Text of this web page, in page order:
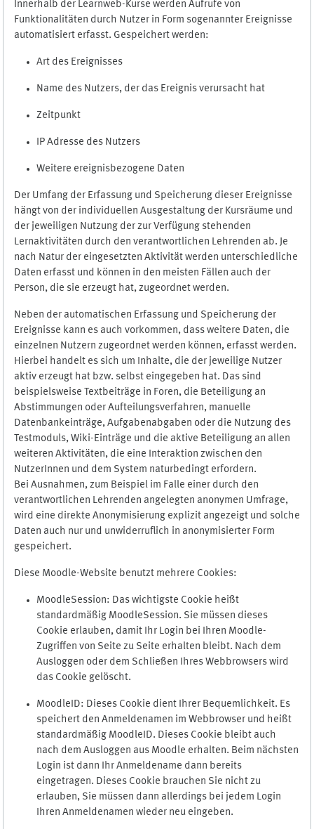
Innerhalb der Learnweb-Kurse werden Aufrufe von
Funktionalitäten durch Nutzer in Form sogenannter Ereignisse
automatisiert erfasst. Gespeichert werden:
Art des Ereignisses
Name des Nutzers, der das Ereignis verursacht hat
Zeitpunkt
IP Adresse des Nutzers
Weitere ereignisbezogene Daten
Der Umfang der Erfassung und Speicherung dieser Ereignisse
hängt von der individuellen Ausgestaltung der Kursräume und
der jeweiligen Nutzung der zur Verfügung stehenden
Lernaktivitäten durch den verantwortlichen Lehrenden ab. Je
nach Natur der eingesetzten Aktivität werden unterschiedliche
Daten erfasst und können in den meisten Fällen auch der
Person, die sie erzeugt hat, zugeordnet werden.
Neben der automatischen Erfassung und Speicherung der
Ereignisse kann es auch vorkommen, dass weitere Daten, die
einzelnen Nutzern zugeordnet werden können, erfasst werden.
Hierbei handelt es sich um Inhalte, die der jeweilige Nutzer
aktiv erzeugt hat bzw. selbst eingegeben hat. Das sind
beispielsweise Textbeiträge in Foren, die Beteiligung an
Abstimmungen oder Aufteilungsverfahren, manuelle
Datenbankeinträge, Aufgabenabgaben oder die Nutzung des
Testmoduls, Wiki-Einträge und die aktive Beteiligung an allen
weiteren Aktivitäten, die eine Interaktion zwischen den
NutzerInnen und dem System naturbedingt erfordern.
Bei Ausnahmen, zum Beispiel im Falle einer durch den
verantwortlichen Lehrenden angelegten anonymen Umfrage,
wird eine direkte Anonymisierung explizit angezeigt und solche
Daten auch nur und unwiderruflich in anonymisierter Form
gespeichert.
Diese Moodle-Website benutzt mehrere Cookies:
MoodleSession: Das wichtigste Cookie heißt
standardmäßig MoodleSession. Sie müssen dieses
Cookie erlauben, damit Ihr Login bei Ihren Moodle-
Zugriffen von Seite zu Seite erhalten bleibt. Nach dem
Ausloggen oder dem Schließen Ihres Webbrowsers wird
das Cookie gelöscht.
MoodleID: Dieses Cookie dient Ihrer Bequemlichkeit. Es
speichert den Anmeldenamen im Webbrowser und heißt
standardmäßig MoodleID. Dieses Cookie bleibt auch
nach dem Ausloggen aus Moodle erhalten. Beim nächsten
Login ist dann Ihr Anmeldename dann bereits
eingetragen. Dieses Cookie brauchen Sie nicht zu
erlauben, Sie müssen dann allerdings bei jedem Login
Ihren Anmeldenamen wieder neu eingeben.